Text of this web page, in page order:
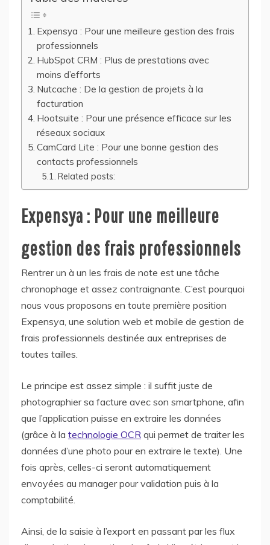
Expensya : Pour une meilleure gestion des frais
professionnels
HubSpot CRM : Plus de prestations avec
moins d’efforts
Nutcache : De la gestion de projets à la
facturation
Hootsuite : Pour une présence efficace sur les
réseaux sociaux
CamCard Lite : Pour une bonne gestion des
contacts professionnels
Related posts:
Expensya : Pour une meilleure
gestion des frais professionnels
Rentrer un à un les frais de note est une tâche
chronophage et assez contraignante. C’est pourquoi
nous vous proposons en toute première position
Expensya, une solution web et mobile de gestion de
frais professionnels destinée aux entreprises de
toutes tailles.
Le principe est assez simple : il suffit juste de
photographier sa facture avec son smartphone, afin
que l’application puisse en extraire les données
(grâce à la technologie OCR qui permet de traiter les
données d’une photo pour en extraire le texte). Une
fois après, celles-ci seront automatiquement
envoyées au manager pour validation puis à la
comptabilité.
Ainsi, de la saisie à l’export en passant par les flux